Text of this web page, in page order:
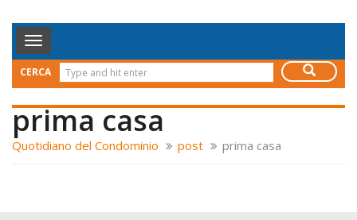
Toggle
Navigation
CERCA
prima casa
Quotidiano del Condominio post prima casa